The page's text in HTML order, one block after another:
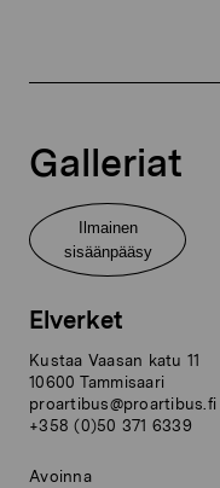
Galleriat
Ilmainen
sisäänpääsy
Elverket
Kustaa Vaasan katu 11
10600 Tammisaari
proartibus@proartibus.fi
+358 (0)50 371 6339
Avoinna